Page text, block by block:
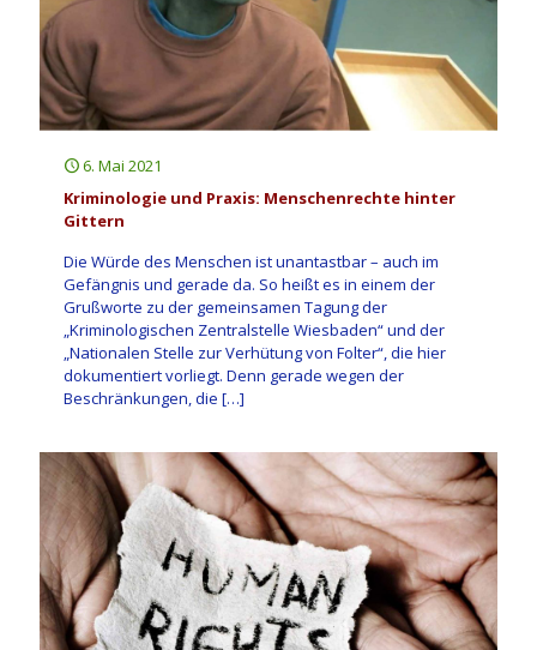
6. Mai 2021
Kriminologie und Praxis: Menschenrechte hinter
Gittern
Die Würde des Menschen ist unantastbar – auch im
Gefängnis und gerade da. So heißt es in einem der
Grußworte zu der gemeinsamen Tagung der
„Kriminologischen Zentralstelle Wiesbaden“ und der
„Nationalen Stelle zur Verhütung von Folter“, die hier
dokumentiert vorliegt. Denn gerade wegen der
Beschränkungen, die […]